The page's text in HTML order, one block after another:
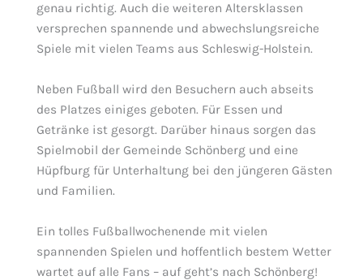
genau richtig. Auch die weiteren Altersklassen
versprechen spannende und abwechslungsreiche
Spiele mit vielen Teams aus Schleswig-Holstein.
Neben Fußball wird den Besuchern auch abseits
des Platzes einiges geboten. Für Essen und
Getränke ist gesorgt. Darüber hinaus sorgen das
Spielmobil der Gemeinde Schönberg und eine
Hüpfburg für Unterhaltung bei den jüngeren Gästen
und Familien.
Ein tolles Fußballwochenende mit vielen
spannenden Spielen und hoffentlich bestem Wetter
wartet auf alle Fans – auf geht’s nach Schönberg!